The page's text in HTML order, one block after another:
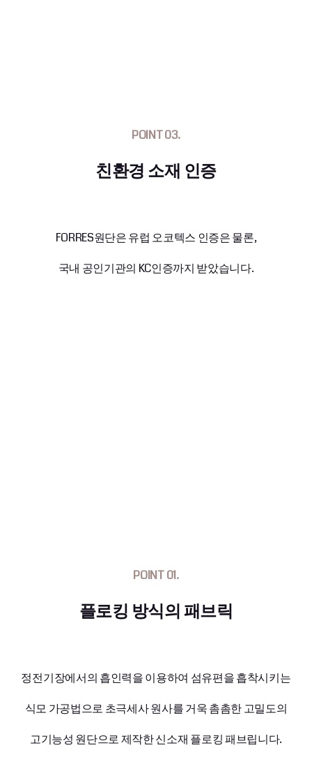
POINT 03.
친환경 소재 인증
FORRES원단은 유럽 오코텍스 인증은 물론,
국내 공인기관의 KC인증까지 받았습니다.
POINT 01.
플로킹 방식의 패브릭
정전기장에서의 흡인력을 이용하여 섬유편을 흡착시키는
식모 가공법으로 초극세사 원사를 거욱 촘촘한 고밀도의
고기능성 원단으로 제작한 신소재 플로킹 패브립니다.